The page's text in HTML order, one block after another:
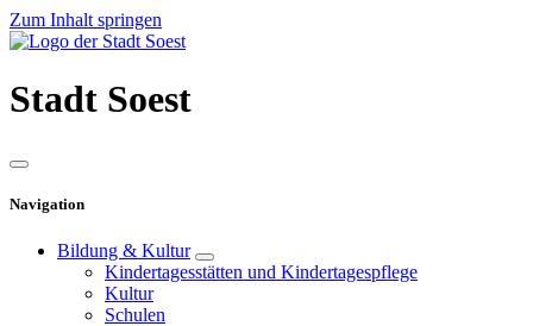
Zum Inhalt springen
Stadt Soest
Navigation
Bildung & Kultur
Kindertagesstätten und Kindertagespflege
Kultur
Schulen